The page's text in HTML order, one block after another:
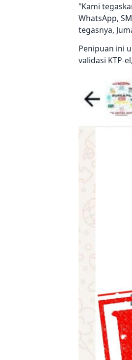
"Kami
WhatsApp,
tegasnya,
Penipuan ini
validasi KTP-